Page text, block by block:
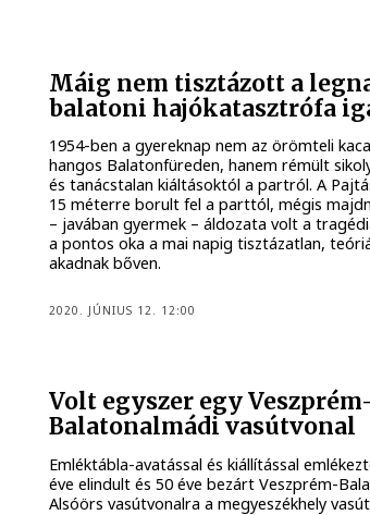
Máig nem tisztázott a
balatoni hajókatasztrófa
1954-ben a gyereknap nem az örömteli
hangos Balatonfüreden, hanem rémült
és tanácstalan kiáltásoktól a partról. A
15 méterre borult fel a parttól, mégis
– javában gyermek – áldozata volt a
a pontos oka a mai napig tisztázatlan,
akadnak bőven.
2020. JÚNIUS 12. 12:00
Volt egyszer egy
Balatonalmádi vasútvonal
Emléktábla-avatással és kiállítással
éve elindult és 50 éve bezárt Veszprém-
Alsóörs vasútvonalra a megyeszékhely